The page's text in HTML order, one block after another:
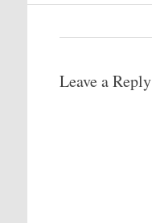
Leave a Reply